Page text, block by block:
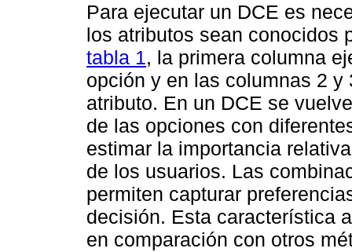
Para ejecutar un DCE es
los atributos sean conocidos
tabla 1, la primera columna
opción y en las columnas 2
atributo. En un DCE se
de las opciones con
estimar la importancia
de los usuarios. Las
permiten capturar
decisión. Esta característica
en comparación con otros